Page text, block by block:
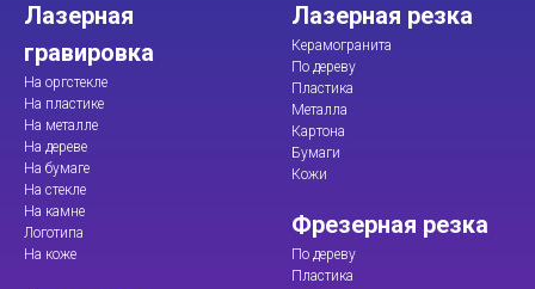
Лазерная
гравировка
На оргстекле
На пластике
На металле
На дереве
На бумаге
На стекле
На камне
Логотипа
На коже
Лазерная резка
Керамогранита
По дереву
Пластика
Металла
Картона
Бумаги
Кожи
Фрезерная резка
По дереву
Пластика